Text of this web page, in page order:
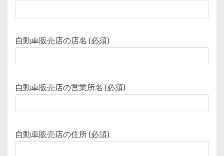
自動車販売店の店名 (必須)
自動車販売店の営業所名 (必須)
自動車販売店の住所 (必須)